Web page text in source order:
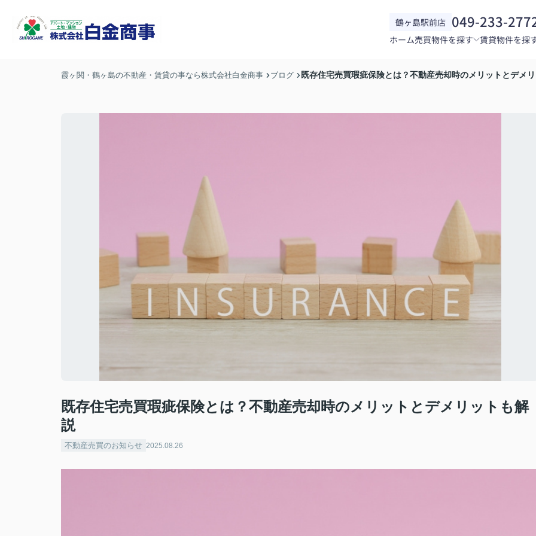
鶴ヶ島駅前店 049-233-
ホーム売買物件を探す 賃貸物件を探
霞ヶ関・鶴ヶ島の不動産・賃貸の事なら株式会社白金商事 ブログ 既存住宅売買瑕疵保険とは？不動産売却時のメリットとデメ
既存住宅売買瑕疵保険とは？不動産売却時のメリットとデメリットも解
説
不動産売買のお知らせ 2025.08.26